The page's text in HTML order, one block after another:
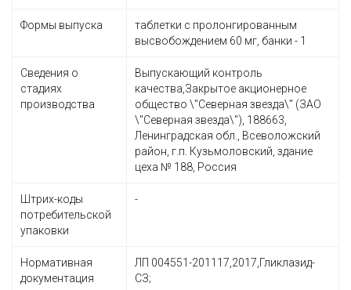
Формы выпуска
таблетки с пролонгированным
высвобождением 60 мг, банки - 1
Сведения о
стадиях
производства
Выпускающий контроль
качества,Закрытое акционерное
общество \"Северная звезда\" (ЗАО
\"Северная звезда\"), 188663,
Ленинградская обл., Всеволожский
район, г.п. Кузьмоловский, здание
цеха № 188, Россия
Штрих-коды
потребительской
упаковки
-
Нормативная
документация
ЛП 004551-201117,2017,Гликлазид-
СЗ;